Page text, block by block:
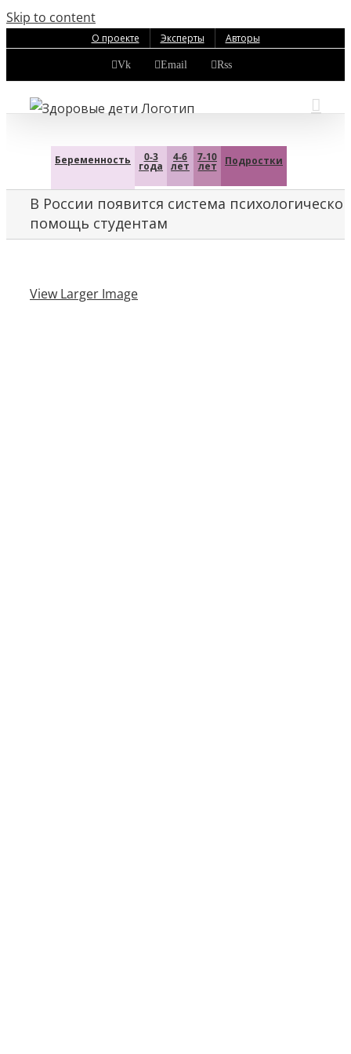
Skip to content
О проекте Эксперты Авторы
Vk Email Rss
Беременность 0-3
года
4-6
лет
7-10
лет Подростки
В России появится система
помощь студентам
View Larger Image